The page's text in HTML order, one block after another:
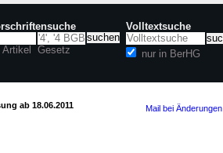
Artikel Gesetz
Volltextsuche
nur in BerHG
ab 18.06.2011 Mail bei Änderungen